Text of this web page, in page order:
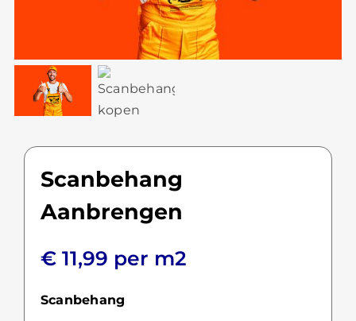
Scanbehang
Aanbrengen
€ 11,99 per m2
Scanbehang